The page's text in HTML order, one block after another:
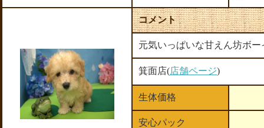
コメント
元気いっぱいな甘えん坊ボ
箕面店(店舗ページ)
生体価格
安心パック